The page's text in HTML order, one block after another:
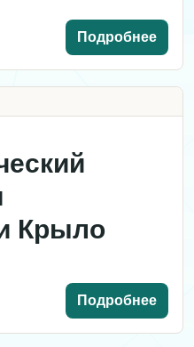
Подробнее
Крыло
Подробнее